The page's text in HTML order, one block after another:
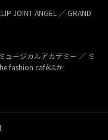
JOINT ANGEL ／ GRAND
ュージカルアカデミー ／ ミ
fashion caféほか